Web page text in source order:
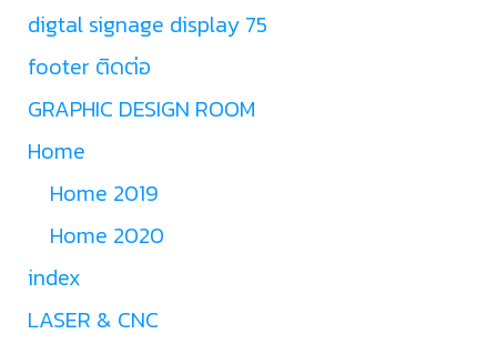
digtal signage display 75
footer ติดต่อ
GRAPHIC DESIGN ROOM
Home
Home 2019
Home 2020
index
LASER & CNC